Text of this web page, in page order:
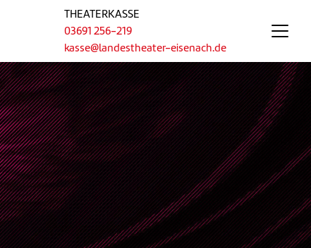
THEATERKASSE
03691 256-219
kasse@landestheater-eisenach.de